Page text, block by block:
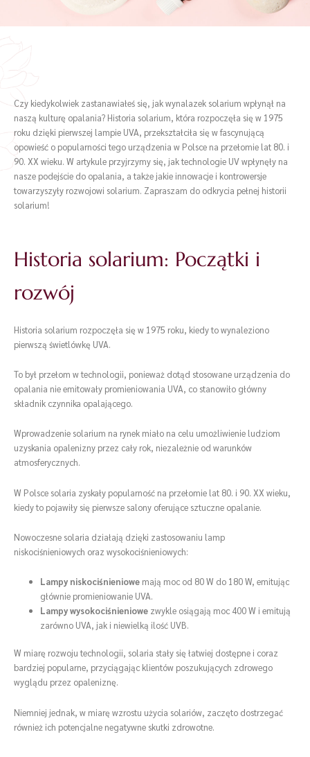
Czy kiedykolwiek zastanawiałeś się, jak wynalazek solarium wpłynął na
naszą kulturę opalania? Historia solarium, która rozpoczęła się w 1975
roku dzięki pierwszej lampie UVA, przekształciła się w fascynującą
opowieść o popularności tego urządzenia w Polsce na przełomie lat 80. i
90. XX wieku. W artykule przyjrzymy się, jak technologie UV wpłynęły na
nasze podejście do opalania, a także jakie innowacje i kontrowersje
towarzyszyły rozwojowi solarium. Zapraszam do odkrycia pełnej historii
solarium!
Historia solarium: Początki i
rozwój
Historia solarium rozpoczęła się w 1975 roku, kiedy to wynaleziono
pierwszą świetlówkę UVA.
To był przełom w technologii, ponieważ dotąd stosowane urządzenia do
opalania nie emitowały promieniowania UVA, co stanowiło główny
składnik czynnika opalającego.
Wprowadzenie solarium na rynek miało na celu umożliwienie ludziom
uzyskania opalenizny przez cały rok, niezależnie od warunków
atmosferycznych.
W Polsce solaria zyskały popularność na przełomie lat 80. i 90. XX wieku,
kiedy to pojawiły się pierwsze salony oferujące sztuczne opalanie.
Nowoczesne solaria działają dzięki zastosowaniu lamp
niskociśnieniowych oraz wysokociśnieniowych:
Lampy niskociśnieniowe mają moc od 80 W do 180 W, emitując
głównie promieniowanie UVA.
Lampy wysokociśnieniowe zwykle osiągają moc 400 W i emitują
zarówno UVA, jak i niewielką ilość UVB.
W miarę rozwoju technologii, solaria stały się łatwiej dostępne i coraz
bardziej popularne, przyciągając klientów poszukujących zdrowego
wyglądu przez opaleniznę.
Niemniej jednak, w miarę wzrostu użycia solariów, zaczęto dostrzegać
również ich potencjalne negatywne skutki zdrowotne.